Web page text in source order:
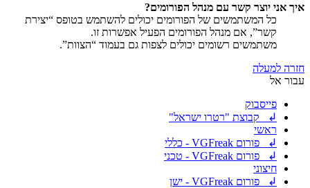
איך אני יוצר קשר עם מנהל הפורומים?
כל המשתמשים של הפורומים יכולים להשתמש בטופס “יצירת
קשר”, אם מנהל הפורומים הפעיל אפשרות זו.
משתמשים רשומים יכולים לצפות גם בעמוד “הצוות”.
חזרה למעלה
עבור אל
פייסבוק
↲ קבוצת "רטרו ישראל"
ראשי
↲ פורום VGFreak - כללי
↲ פורום VGFreak - טכני
חיצוני
↲ פורום VGFreak - ישן